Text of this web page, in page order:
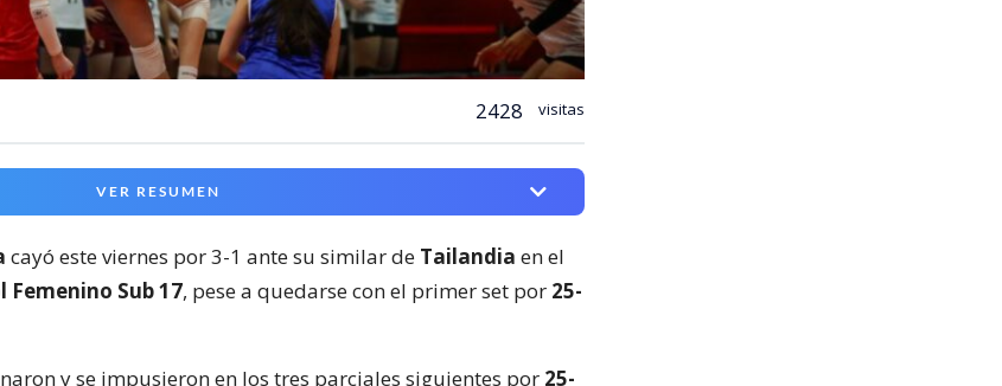
2428 visitas
VER RESUMEN
cayó este viernes por 3-1 ante su similar de Tailandia en el
Femenino Sub 17, pese a quedarse con el primer set por 25-
y se impusieron en los tres parciales siguientes por 25-